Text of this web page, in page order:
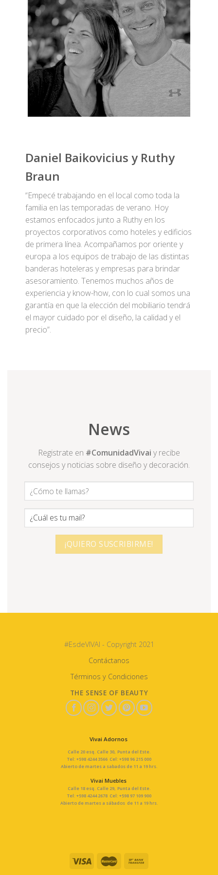
Daniel Baikovicius y Ruthy
Braun
“Empecé trabajando en el local como toda la
familia en las temporadas de verano. Hoy
estamos enfocados junto a Ruthy en los
proyectos corporativos como hoteles y edificios
de primera línea. Acompañamos por oriente y
europa a los equipos de trabajo de las distintas
banderas hoteleras y empresas para brindar
asesoramiento. Tenemos muchos años de
experiencia y know-how, con lo cual somos una
garantía en que la elección del mobiliario tendrá
el mayor cuidado por el diseño, la calidad y el
precio”.
News
Registrate en #ComunidadVivai y recibe
consejos y noticias sobre diseño y decoración.
#EsdeVIVAI - Copyright 2021
Contáctanos
Términos y Condiciones
THE SENSE OF BEAUTY
Vivai Adornos
Calle 20 esq. Calle 30, Punta del Este.
Tel: +598 4244 3566 Cel: +598 96 215 000
Abierto de martes a sabados de 11 a 19 hrs.
Vivai Muebles
Calle 18 esq. Calle 29, Punta del Este.
Tel: +598 4244 2678 Cel: +598 97 109 900
Abierto de martes a sábados de 11 a 19 hrs.